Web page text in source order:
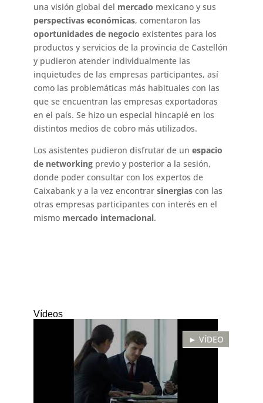
una visión global del mercado mexicano y sus
perspectivas económicas, comentaron las
oportunidades de negocio existentes para los
productos y servicios de la provincia de Castellón
y pudieron atender individualmente las
inquietudes de las empresas participantes, así
como las problemáticas más habituales con las
que se encuentran las empresas exportadoras
en el país. Se hizo un especial hincapié en los
distintos medios de cobro más utilizados.
Los asistentes pudieron disfrutar de un espacio
de networkingprevio y posterior a la sesión,
donde poder consultar con los expertos de
Caixabank y a la vez encontrar sinergiascon las
otras empresas participantes con interés en el
mismo mercado internacional.
Vídeos
► VÍDEO